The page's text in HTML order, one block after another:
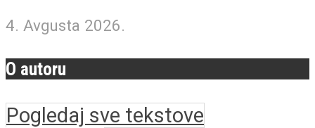
4. Avgusta 2026.
O autoru
Pogledaj sve tekstove